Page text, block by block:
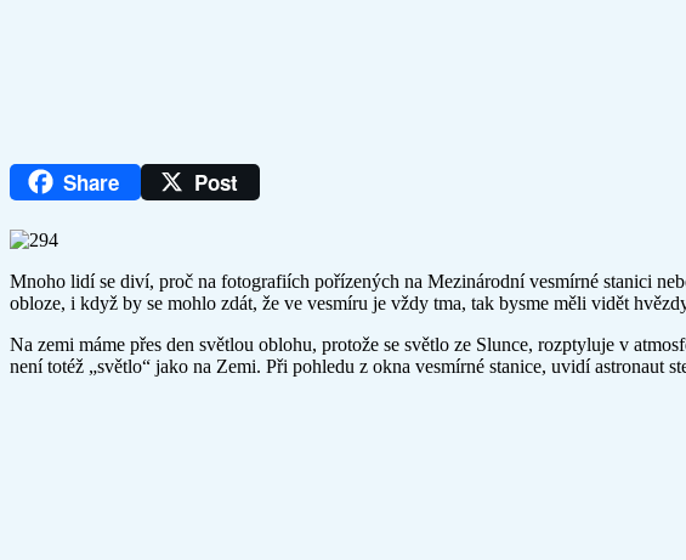
Share Post
Mnoho lidí se diví, proč na fotografiích pořízených na Mezinárodní vesmírné stanici
obloze, i když by se mohlo zdát, že ve vesmíru je vždy tma, tak bysme měli vidět
Na zemi máme přes den světlou oblohu, protože se světlo ze Slunce, rozptyluje v
není totéž „světlo“ jako na Zemi. Při pohledu z okna vesmírné stanice, uvidí astronaut